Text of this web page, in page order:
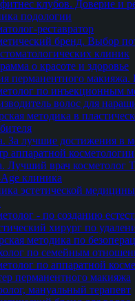
клубов. Доверие и
подологии
реставратор
бренд. Выбор
клиник
о красоте и здоровье
перманентного макияжа.
по инъекционным
волос для
методика в
За лучшие достижения в
аппаратной косметологии
Лучший врач косметолог
клиника
эстетической медицины
- по созданию
хирург по
методика по
по семейным
по аппаратной
перманентного макияжа
мануальный терапевт